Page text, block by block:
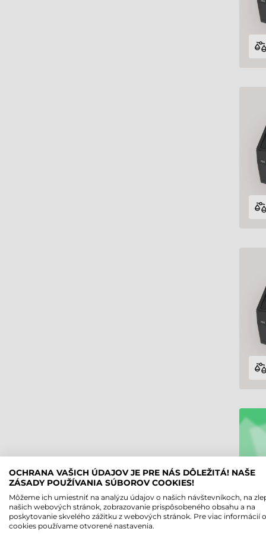
OCHRANA VAŠICH ÚDAJOV JE PRE NÁS DÔLEŽITÁ! NAŠE
ZÁSADY POUŽÍVANIA SÚBOROV COOKIES!
Môžeme ich umiestniť na analýzu údajov o našich návštevníkoch, na
našich webových stránok, zobrazovanie prispôsobeného obsahu a na
poskytovanie skvelého zážitku z webových stránok. Pre viac informácií o
cookies používame otvorené nastavenia.